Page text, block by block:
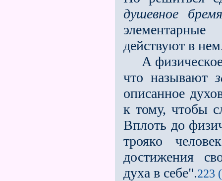
душевное
действуют в
А
что называют
описанное
к тому, чтобы
Вплоть до
трояко
достижения
духа в себе".223